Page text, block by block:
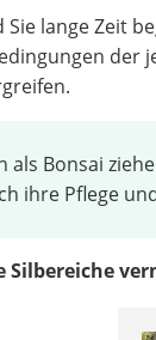
lange Zeit
der
als Bonsai
ihre Pflege
Silbereiche